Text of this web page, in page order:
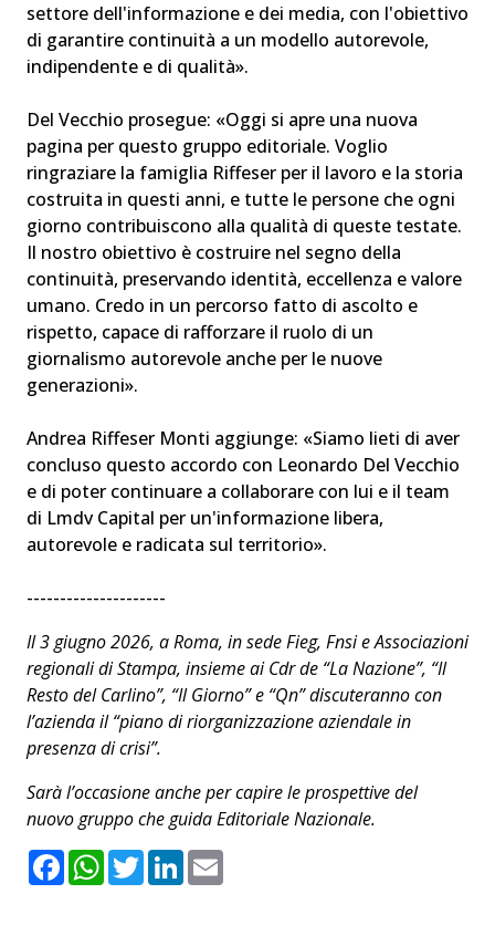
settore dell'informazione e dei media, con l'obiettivo
di garantire continuità a un modello autorevole,
indipendente e di qualità».
Del Vecchio prosegue: «Oggi si apre una nuova
pagina per questo gruppo editoriale. Voglio
ringraziare la famiglia Riffeser per il lavoro e la storia
costruita in questi anni, e tutte le persone che ogni
giorno contribuiscono alla qualità di queste testate.
Il nostro obiettivo è costruire nel segno della
continuità, preservando identità, eccellenza e valore
umano. Credo in un percorso fatto di ascolto e
rispetto, capace di rafforzare il ruolo di un
giornalismo autorevole anche per le nuove
generazioni».
Andrea Riffeser Monti aggiunge: «Siamo lieti di aver
concluso questo accordo con Leonardo Del Vecchio
e di poter continuare a collaborare con lui e il team
di Lmdv Capital per un'informazione libera,
autorevole e radicata sul territorio».
---------------------
Il 3 giugno 2026, a Roma, in sede Fieg, Fnsi e Associazioni
regionali di Stampa, insieme ai Cdr de “La Nazione”, “Il
Resto del Carlino”, “Il Giorno” e “Qn” discuteranno con
l’azienda il “piano di riorganizzazione aziendale in
presenza di crisi”.
Sarà l’occasione anche per capire le prospettive del
nuovo gruppo che guida Editoriale Nazionale.
F
a
W
h
T
w
L